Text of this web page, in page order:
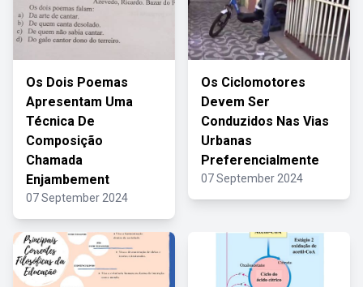
Os Dois Poemas
Apresentam Uma
Técnica De
Composição
Chamada
Enjambement
07 September 2024
Os Ciclomotores
Devem Ser
Conduzidos Nas Vias
Urbanas
Preferencialmente
07 September 2024